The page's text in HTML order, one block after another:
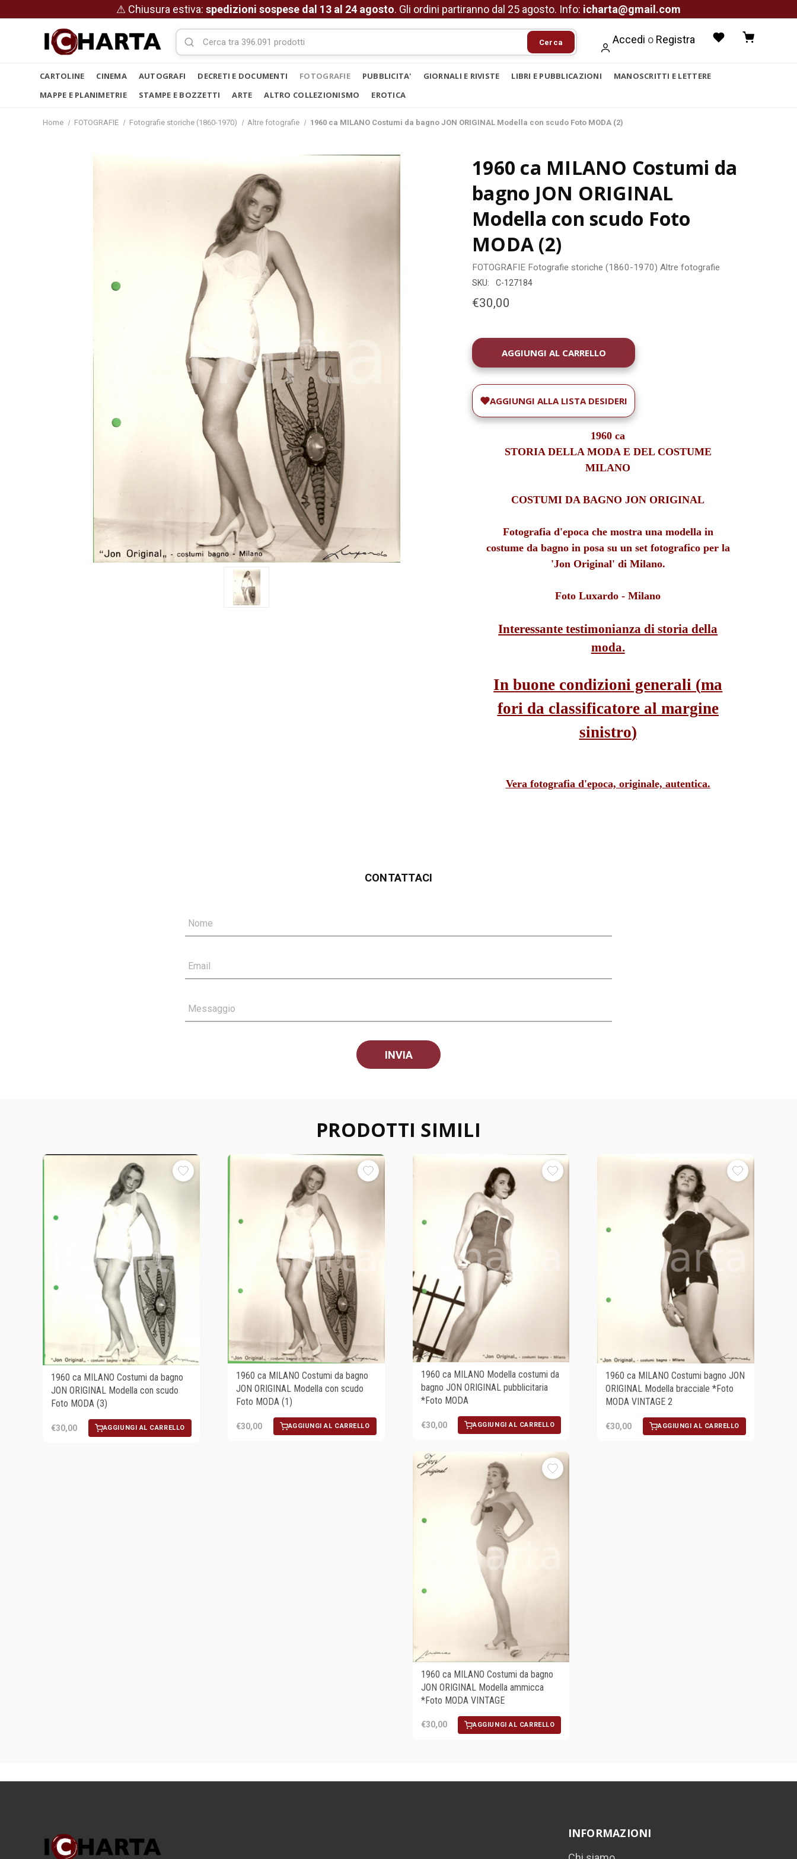
⚠ Chiusura estiva: spedizioni sospese dal 13 al 24 agosto. Gli ordini partiranno dal 25 agosto. Info: icharta@gmail.com
Cerca Accedi o Registra
CARTOLINE CINEMA AUTOGRAFI DECRETI E DOCUMENTI FOTOGRAFIE PUBBLICITA' GIORNALI E RIVISTE LIBRI E PUBBLICAZIONI
MANOSCRITTI E LETTERE
MAPPE E PLANIMETRIE
STAMPE E BOZZETTI ARTE ALTRO COLLEZIONISMO EROTICA
Home FOTOGRAFIE Fotografie storiche (1860-1970) Altre fotografie 1960 ca MILANO Costumi da bagno JON ORIGINAL Modella con scudo Foto MODA (2)
1960 ca MILANO Costumi da
bagno JON ORIGINAL
Modella con scudo Foto
MODA (2)
FOTOGRAFIE Fotografie storiche (1860-1970) Altre fotografie
SKU: C-127184
€30,00
DISPONIBILITÀ
ATTUALE:
AGGIUNGI ALLA LISTA DESIDERI
1960 ca
STORIA DELLA MODA E DEL COSTUME
MILANO
COSTUMI DA BAGNO JON ORIGINAL
Fotografia d'epoca che mostra una modella in
costume da bagno in posa su un set fotografico per la
'Jon Original' di Milano.
Foto Luxardo - Milano
Interessante testimonianza di storia della
moda.
In buone condizioni generali (ma
fori da classificatore al margine
sinistro)
Vera fotografia d'epoca, originale, autentica.
CONTATTACI
Nome
Email
Messaggio
PRODOTTI SIMILI
1960 ca MILANO Costumi da bagno
JON ORIGINAL Modella con scudo
Foto MODA (3)
€30,00 AGGIUNGI AL CARRELLO
1960 ca MILANO Costumi da bagno
JON ORIGINAL Modella con scudo
Foto MODA (1)
€30,00 AGGIUNGI AL CARRELLO
1960 ca MILANO Modella costumi da
bagno JON ORIGINAL pubblicitaria
*Foto MODA
€30,00 AGGIUNGI AL CARRELLO
1960 ca MILANO Costumi bagno JON
ORIGINAL Modella bracciale *Foto
MODA VINTAGE 2
€30,00 AGGIUNGI AL CARRELLO
1960 ca MILANO Costumi da bagno
JON ORIGINAL Modella ammicca
*Foto MODA VINTAGE
€30,00 AGGIUNGI AL CARRELLO
INFORMAZIONI